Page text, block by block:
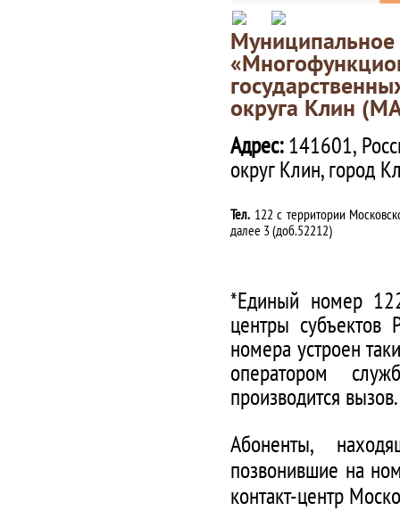
округа Клин
Адрес:141601,
округ Клин, город
Тел. 122 с территории
далее 3 (доб.52212)
*Единый номер
центры субъектов
номера устроен
оператором
производится вызов.
Абоненты,
позвонившие на
контакт-центр